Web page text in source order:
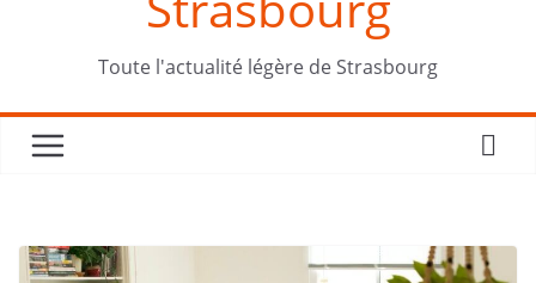
Toute l'actualité légère de Strasbourg